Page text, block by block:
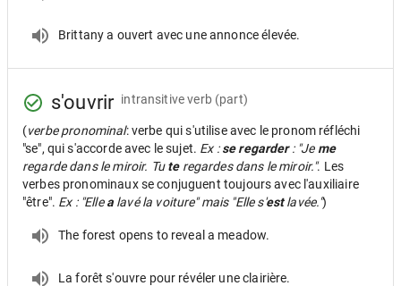
Brittany a ouvert avec une annonce élevée.
s'ouvrir intransitive verb (part)
(verbe pronominal: verbe qui s'utilise avec le pronom réfléchi
"se", qui s'accorde avec le sujet. Ex :se regarder: "Je me
regarde dans le miroir. Tuteregardes dans le miroir.". Les
verbes pronominaux se conjuguent toujours avec l'auxiliaire
"être". Ex : "Ellea lavé la voiture" mais "Elle s'estlavée.")
The forest opens to reveal a meadow.
La forêt s'ouvre pour révéler une clairière.